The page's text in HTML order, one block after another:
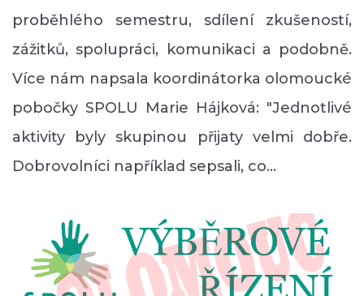
proběhlého semestru, sdílení zkušeností,
zážitků, spolupráci, komunikaci a podobně.
Více nám napsala koordinátorka olomoucké
pobočky SPOLU Marie Hájková: "Jednotlivé
aktivity byly skupinou přijaty velmi dobře.
Dobrovolníci například sepsali, co…